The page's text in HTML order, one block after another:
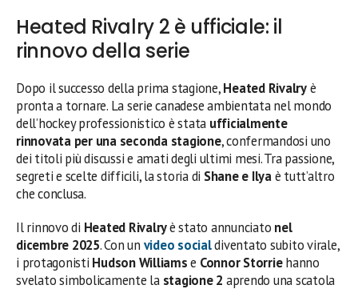
Heated Rivalry 2 è ufficiale: il
rinnovo della serie
Dopo il successo della prima stagione,Heated Rivalryè
pronta a tornare. La serie canadese ambientata nel mondo
dell’hockey professionistico è stata ufficialmente
rinnovata per una seconda stagione, confermandosi uno
dei titoli più discussi e amati degli ultimi mesi. Tra passione,
segreti e scelte difficili, la storia di Shane e Ilyaè tutt’altro
che conclusa.
Il rinnovo di Heated Rivalryè stato annunciato nel
dicembre 2025. Con un video socialdiventato subito virale,
i protagonisti Hudson Williamse Connor Storriehanno
svelato simbolicamente la stagione 2 aprendo una scatola